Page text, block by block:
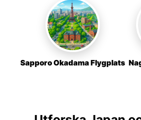
Sapporo Okadama Flygplats